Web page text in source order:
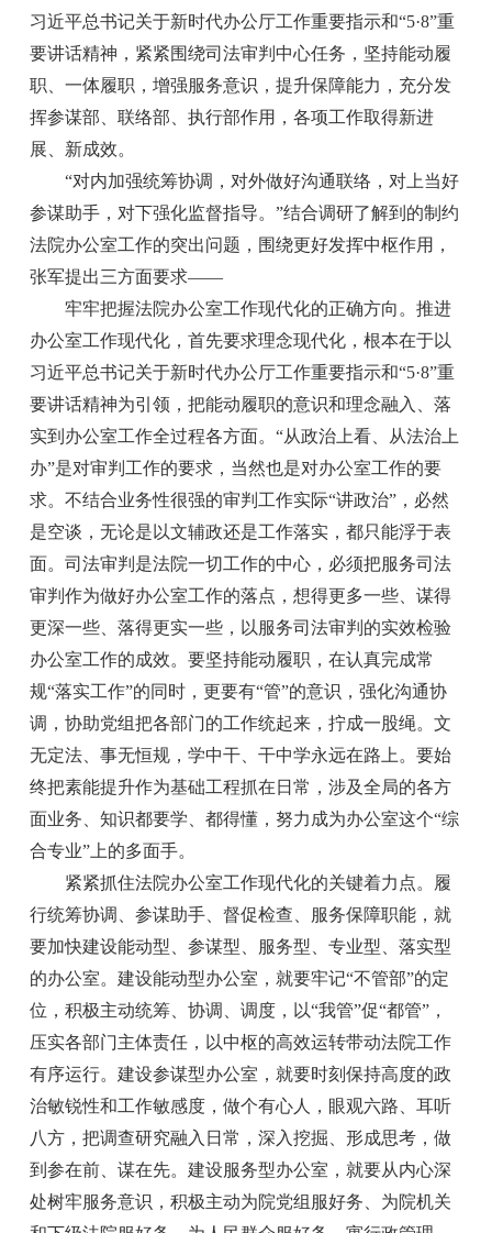
习近平总书记关于新时代办公厅工作重要指示和“5·8”重
要讲话精神，紧紧围绕司法审判中心任务，坚持能动履
职、一体履职，增强服务意识，提升保障能力，充分发
挥参谋部、联络部、执行部作用，各项工作取得新进
展、新成效。
“对内加强统筹协调，对外做好沟通联络，对上当好
参谋助手，对下强化监督指导。”结合调研了解到的制约
法院办公室工作的突出问题，围绕更好发挥中枢作用，
张军提出三方面要求——
牢牢把握法院办公室工作现代化的正确方向。推进
办公室工作现代化，首先要求理念现代化，根本在于以
习近平总书记关于新时代办公厅工作重要指示和“5·8”重
要讲话精神为引领，把能动履职的意识和理念融入、落
实到办公室工作全过程各方面。“从政治上看、从法治上
办”是对审判工作的要求，当然也是对办公室工作的要
求。不结合业务性很强的审判工作实际“讲政治”，必然
是空谈，无论是以文辅政还是工作落实，都只能浮于表
面。司法审判是法院一切工作的中心，必须把服务司法
审判作为做好办公室工作的落点，想得更多一些、谋得
更深一些、落得更实一些，以服务司法审判的实效检验
办公室工作的成效。要坚持能动履职，在认真完成常
规“落实工作”的同时，更要有“管”的意识，强化沟通协
调，协助党组把各部门的工作统起来，拧成一股绳。文
无定法、事无恒规，学中干、干中学永远在路上。要始
终把素能提升作为基础工程抓在日常，涉及全局的各方
面业务、知识都要学、都得懂，努力成为办公室这个“综
合专业”上的多面手。
紧紧抓住法院办公室工作现代化的关键着力点。履
行统筹协调、参谋助手、督促检查、服务保障职能，就
要加快建设能动型、参谋型、服务型、专业型、落实型
的办公室。建设能动型办公室，就要牢记“不管部”的定
位，积极主动统筹、协调、调度，以“我管”促“都管”，
压实各部门主体责任，以中枢的高效运转带动法院工作
有序运行。建设参谋型办公室，就要时刻保持高度的政
治敏锐性和工作敏感度，做个有心人，眼观六路、耳听
八方，把调查研究融入日常，深入挖掘、形成思考，做
到参在前、谋在先。建设服务型办公室，就要从内心深
处树牢服务意识，积极主动为院党组服好务、为院机关